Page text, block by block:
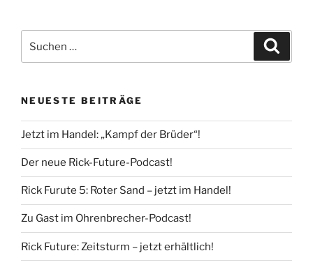
nach:
NEUESTE BEITRÄGE
Jetzt im Handel: „Kampf der Brüder“!
Der neue Rick-Future-Podcast!
Rick Furute 5: Roter Sand – jetzt im Handel!
Zu Gast im Ohrenbrecher-Podcast!
Rick Future: Zeitsturm – jetzt erhältlich!